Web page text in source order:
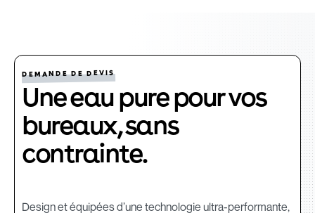
DEMANDE DE DEVIS
Une eau pure pour vos
bureaux, sans
contrainte.
Design et équipées d’une technologie ultra-performante,